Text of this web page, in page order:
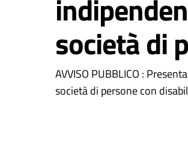
società di
AVVISO PUBBLICO :
società di persone con